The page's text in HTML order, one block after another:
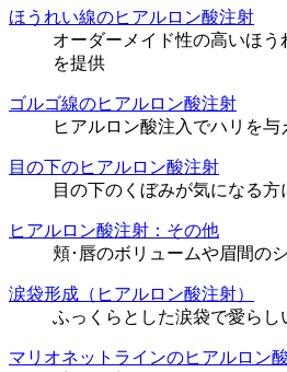
ほうれい線のヒアルロン酸注射
オーダーメイド性の高いほう
を提供
ゴルゴ線のヒアルロン酸注射
ヒアルロン酸注入でハリを与
目の下のヒアルロン酸注射
目の下のくぼみが気になる方
ヒアルロン酸注射：その他
頬･唇のボリュームや眉間の
涙袋形成（ヒアルロン酸注射）
ふっくらとした涙袋で愛らし
マリオネットラインのヒアルロン